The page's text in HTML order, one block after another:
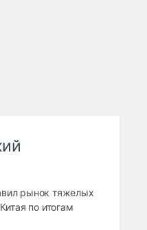
рынок тяжелых
по итогам